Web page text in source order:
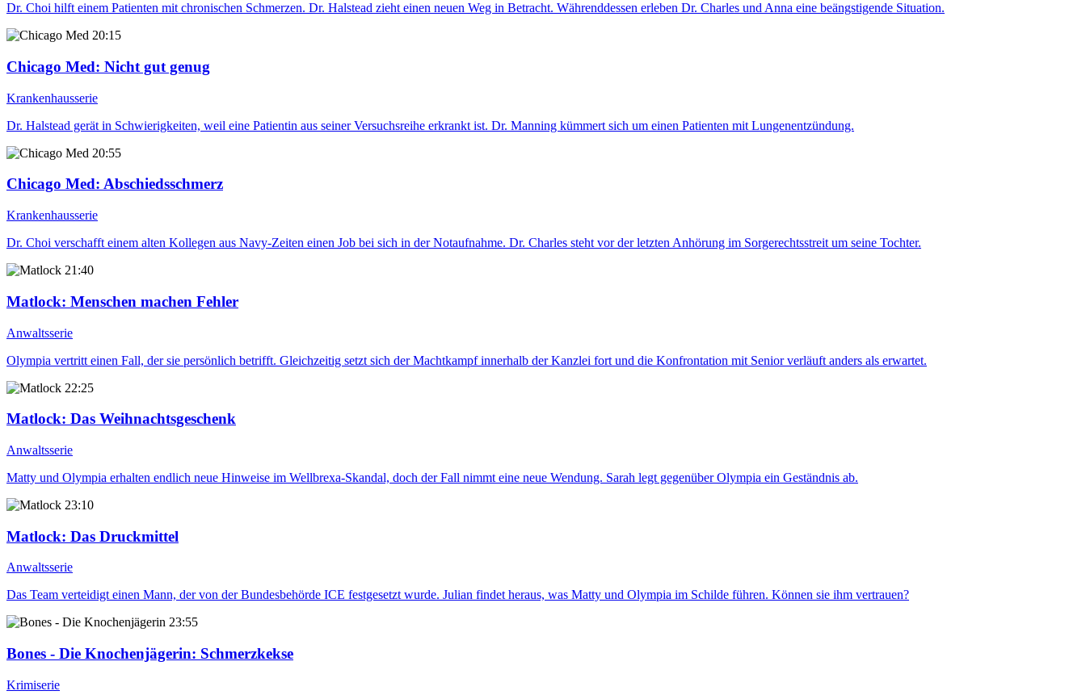
Dr. Choi hilft einem Patienten mit chronischen Schmerzen. Dr. Halstead zieht einen neuen Weg in Betracht. Währenddessen erleben Dr. Charles und Anna eine beängstigende Situation.
20:15
Chicago Med: Nicht gut genug
Krankenhausserie
Dr. Halstead gerät in Schwierigkeiten, weil eine Patientin aus seiner Versuchsreihe erkrankt ist. Dr. Manning kümmert sich um einen Patienten mit Lungenentzündung.
20:55
Chicago Med: Abschiedsschmerz
Krankenhausserie
Dr. Choi verschafft einem alten Kollegen aus Navy-Zeiten einen Job bei sich in der Notaufnahme. Dr. Charles steht vor der letzten Anhörung im Sorgerechtsstreit um seine Tochter.
21:40
Matlock: Menschen machen Fehler
Anwaltsserie
Olympia vertritt einen Fall, der sie persönlich betrifft. Gleichzeitig setzt sich der Machtkampf innerhalb der Kanzlei fort und die Konfrontation mit Senior verläuft anders als erwartet.
22:25
Matlock: Das Weihnachtsgeschenk
Anwaltsserie
Matty und Olympia erhalten endlich neue Hinweise im Wellbrexa-Skandal, doch der Fall nimmt eine neue Wendung. Sarah legt gegenüber Olympia ein Geständnis ab.
23:10
Matlock: Das Druckmittel
Anwaltsserie
Das Team verteidigt einen Mann, der von der Bundesbehörde ICE festgesetzt wurde. Julian findet heraus, was Matty und Olympia im Schilde führen. Können sie ihm vertrauen?
23:55
Bones - Die Knochenjägerin: Schmerzkekse
Krimiserie